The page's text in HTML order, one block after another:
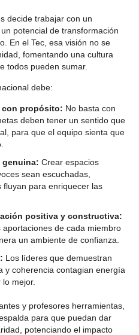
decide trabajar con un
potencial de transformación
En el Tec, esa visión no se
fomentando una cultura
todos pueden sumar.
debe:
con propósito: No basta con
deben tener un sentido que
para que el equipo sienta que
genuina: Crear espacios
sean escuchadas,
fluyan para enriquecer las
positiva y constructiva:
de cada miembro
un ambiente de confianza.
Los líderes que demuestran
y coherencia contagian energía
mejor.
y profesores herramientas,
para que puedan dar
potenciando el impacto